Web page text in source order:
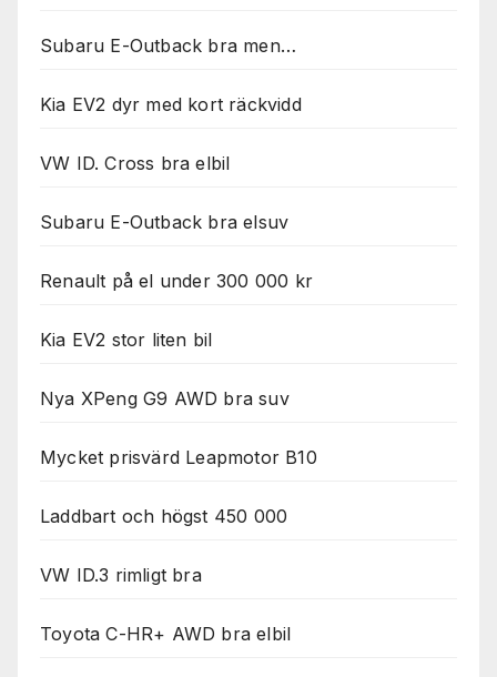
Subaru E-Outback bra men…
Kia EV2 dyr med kort räckvidd
VW ID. Cross bra elbil
Subaru E-Outback bra elsuv
Renault på el under 300 000 kr
Kia EV2 stor liten bil
Nya XPeng G9 AWD bra suv
Mycket prisvärd Leapmotor B10
Laddbart och högst 450 000
VW ID.3 rimligt bra
Toyota C-HR+ AWD bra elbil